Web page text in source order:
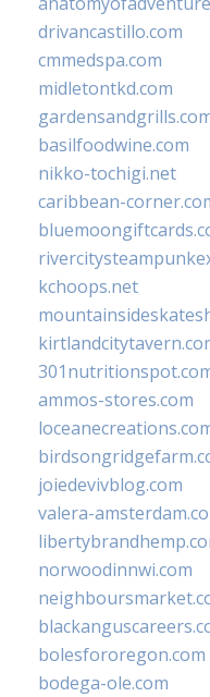
drivancastillo.com
cmmedspa.com
midletontkd.com
basilfoodwine.com
nikko-tochigi.net
caribbean-
kchoops.net
ammos-stores.com
joiedevivblog.com
valera-
norwoodinnwi.com
bolesfororegon.com
bodega-ole.com